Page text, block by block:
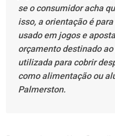
se o consumidor acha
isso, a orientação é
usado em jogos e
orçamento destinado
utilizada para cobrir
como alimentação ou
Palmerston.